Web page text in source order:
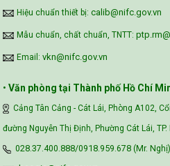
Hiệu chuẩn thiết bị: calib@nifc.gov.vn
Mẫu chuẩn, chất chuẩn, TNTT:
Email: vkn@nifc.gov.vn
• Văn phòng tại Thành phố Hồ Chí
Cảng Tân Cảng - Cát Lái, Phòng A102,
đường Nguyễn Thị Định, Phường Cát Lái, TP.
028.37.400.888/0918.959.678 (Mr. Nghị)